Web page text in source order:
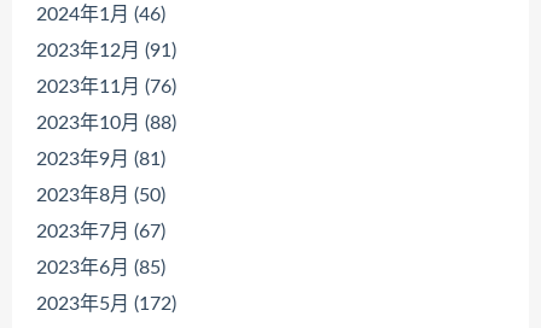
2024年1月 (46)
2023年12月 (91)
2023年11月 (76)
2023年10月 (88)
2023年9月 (81)
2023年8月 (50)
2023年7月 (67)
2023年6月 (85)
2023年5月 (172)